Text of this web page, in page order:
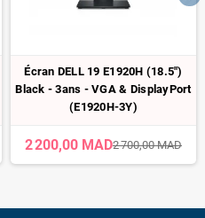
Écran DELL 19 E1920H (18.5")
Black - 3ans - VGA & DisplayPort
(E1920H-3Y)
2 200,00 MAD2 700,00 MAD